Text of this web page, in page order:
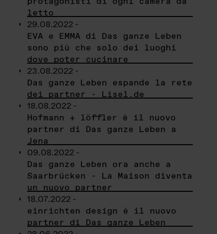
letto
29.08.2022 -
EVA e EMMA di Das ganze Leben
sono più che solo dei luoghi
dove poter cucinare
23.08.2022 -
Das ganze Leben espande la rete
dei partner - Lisel.de
18.08.2022 -
Hofmann + löffler è il nuovo
partner di Das ganze Leben a
Jena
09.08.2022 -
Das ganze Leben ora anche a
Saarbrücken - La Maison diventa
un nuovo partner
18.07.2022 -
einrichten design è il nuovo
partner di Das ganze Leben